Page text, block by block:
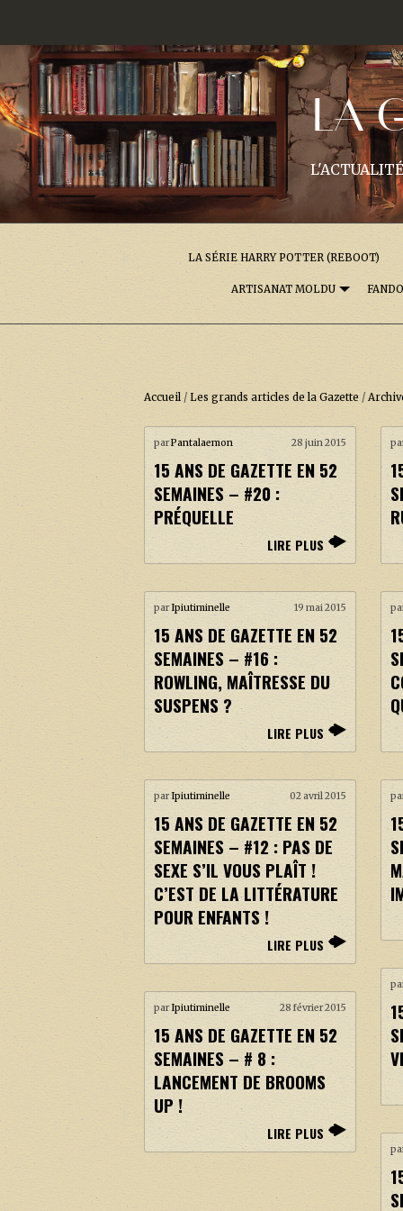
LA
LA SÉRIE HARRY POTTER (REBOOT)
ARTISANAT MOLDU
Accueil /Les grands articles de la Gazette/
parPantalaemon 28 juin 2015
15 ANS DE GAZETTE EN 52
SEMAINES – #20 :
PRÉQUELLE
LIRE PLUS
parIpiutiminelle 19 mai 2015
15 ANS DE GAZETTE EN 52
SEMAINES – #16 :
ROWLING, MAÎTRESSE DU
SUSPENS ?
LIRE PLUS
parIpiutiminelle 02 avril 2015
15 ANS DE GAZETTE EN 52
SEMAINES – #12 : PAS DE
SEXE S’IL VOUS PLAÎT !
C’EST DE LA LITTÉRATURE
POUR ENFANTS !
LIRE PLUS
parIpiutiminelle 28 février 2015
15 ANS DE GAZETTE EN 52
SEMAINES – # 8 :
LANCEMENT DE BROOMS
UP !
LIRE PLUS